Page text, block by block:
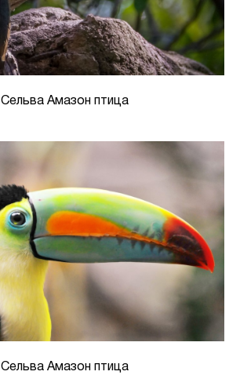
Сельва Амазон птица
Сельва Амазон птица